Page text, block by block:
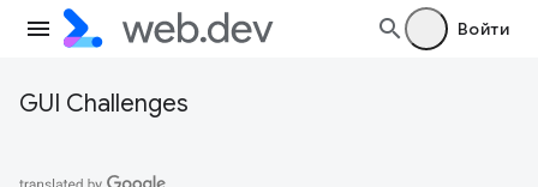
Войти
GUI Challenges